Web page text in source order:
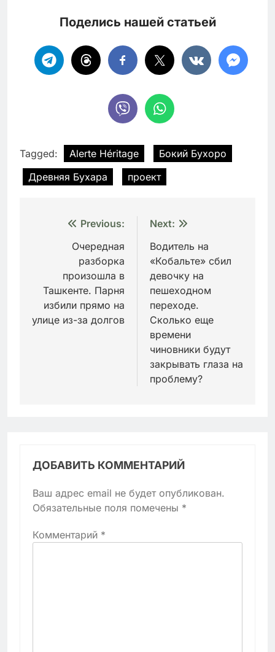
Поделись нашей статьей
Tagged: Alerte Héritage
Бокий Бухоро
Древняя Бухара
проект
Навигация
записям
Previous:
Очередная
разборка
произошла в
Ташкенте. Парня
избили прямо на
улице из-за долгов
Next:
Водитель на
«Кобальте» сбил
девочку на
пешеходном
переходе.
Сколько еще
времени
чиновники будут
закрывать глаза на
проблему?
ДОБАВИТЬ КОММЕНТАРИЙ
Ваш адрес email не будет опубликован.
Обязательные поля помечены *
Комментарий *